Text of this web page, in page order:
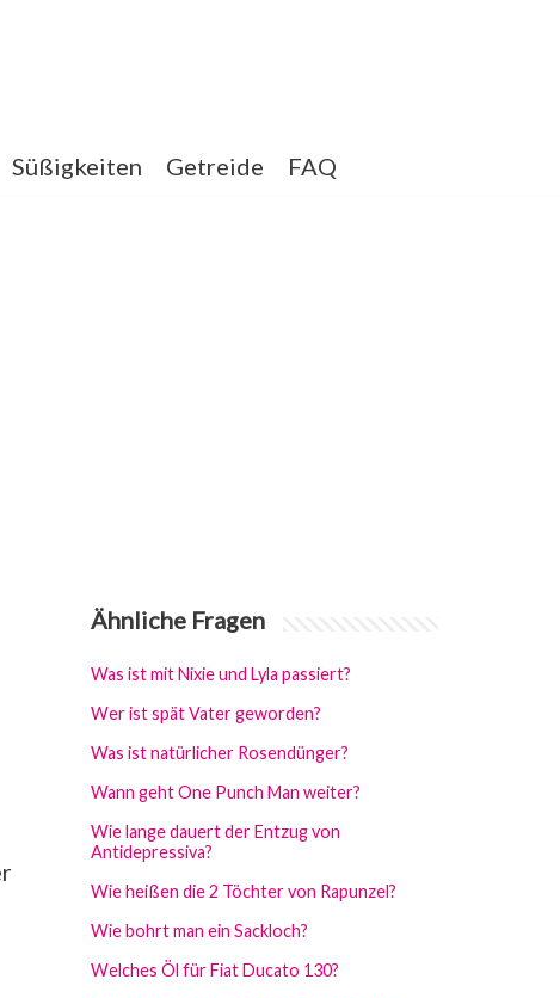
Süßigkeiten Getreide FAQ
Ähnliche Fragen
Was ist mit Nixie und Lyla passiert?
Wer ist spät Vater geworden?
Was ist natürlicher Rosendünger?
Wann geht One Punch Man weiter?
Wie lange dauert der Entzug von
Antidepressiva?
Wie heißen die 2 Töchter von Rapunzel?
Wie bohrt man ein Sackloch?
Welches Öl für Fiat Ducato 130?